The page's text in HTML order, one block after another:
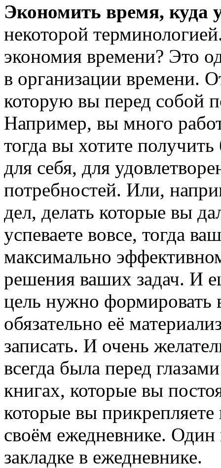
Экономить время, куда
некоторой
экономия времени? Это
в организации времени.
которую вы перед собой
Например, вы много
тогда вы хотите
для себя, для
потребностей. Или,
дел, делать которые вы
успеваете вовсе, тогда
максимально
решения ваших задач. И
цель нужно формировать
обязательно её
записать. И очень
всегда была перед
книгах, которые вы
которые вы
своём ежедневнике.
закладке в ежедневнике.